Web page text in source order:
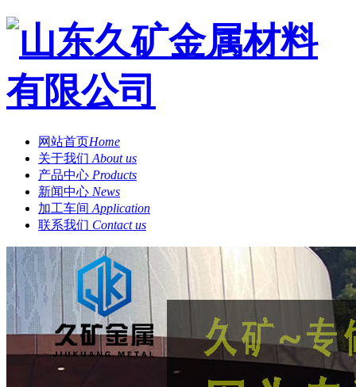
网站首页Home
关于我们 About us
产品中心 Products
新闻中心 News
加工车间 Application
联系我们 Contact us